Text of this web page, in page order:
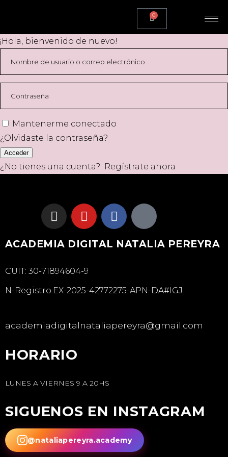
0
¡Hola, bienvenido de nuevo!
Mantenerme conectado
¿Olvidaste la contraseña?
Acceder
¿No tienes una cuenta? Regístrate ahora
ACADEMIA DIGITAL NATALIA PEREYRA
CUIT: 30-71894604-9
N-Registro:EX-2025-42772275-APN-DA#IGJ
academiadigitalnataliapereyra@gmail.com
HORARIO
LUNES A VIERNES 9 A 20HS
SIGUENOS EN INSTAGRAM
@nataliapereyra.academy